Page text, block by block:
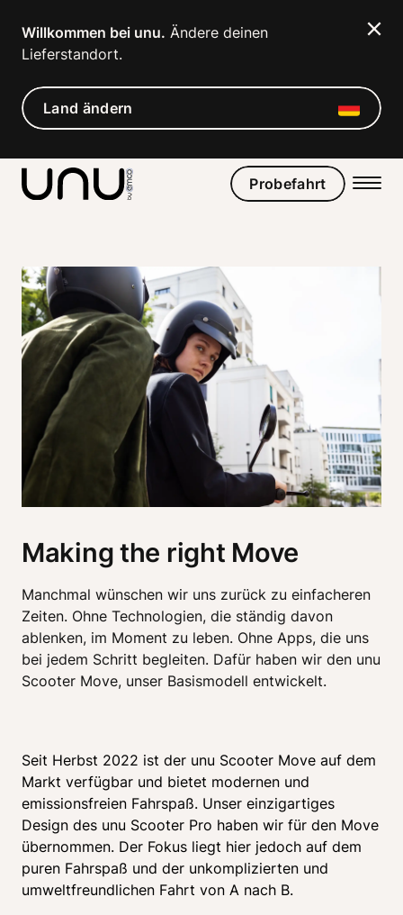
Willkommen bei unu. Ändere deinen
Lieferstandort.
Land ändern
Probefahrt
Making the right Move
Manchmal wünschen wir uns zurück zu einfacheren
Zeiten. Ohne Technologien, die ständig davon
ablenken, im Moment zu leben. Ohne Apps, die uns
bei jedem Schritt begleiten. Dafür haben wir den unu
Scooter Move, unser Basismodell entwickelt.
Seit Herbst 2022 ist der unu Scooter Move auf dem
Markt verfügbar und bietet modernen und
emissionsfreien Fahrspaß. Unser einzigartiges
Design des unu Scooter Pro haben wir für den Move
übernommen. Der Fokus liegt hier jedoch auf dem
puren Fahrspaß und der unkomplizierten und
umweltfreundlichen Fahrt von A nach B.